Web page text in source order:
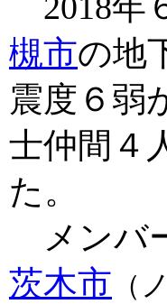
槻市の地
震度６弱
士仲間４
た。
メンバ
茨木市 （